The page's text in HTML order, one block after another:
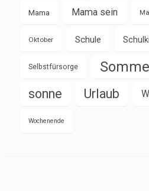
Mama Mama sein
Oktober Schule
Selbstfürsorge
sonne Urlaub
Wochenende